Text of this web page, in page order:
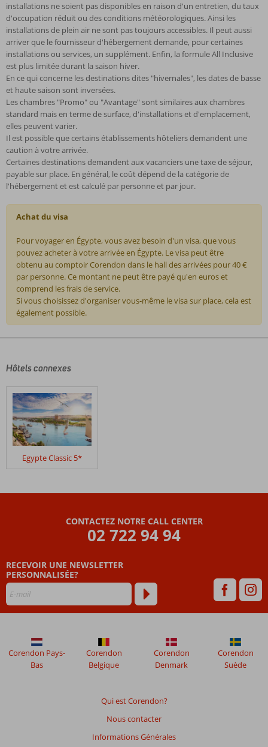
installations ne soient pas disponibles en raison d'un entretien, du taux
d'occupation réduit ou des conditions météorologiques. Ainsi les
installations de plein air ne sont pas toujours accessibles. Il peut aussi
arriver que le fournisseur d'hébergement demande, pour certaines
installations ou services, un supplément. Enfin, la formule All Inclusive
est plus limitée durant la saison hiver.
En ce qui concerne les destinations dites "hivernales", les dates de basse
et haute saison sont inversées.
Les chambres "Promo" ou "Avantage" sont similaires aux chambres
standard mais en terme de surface, d'installations et d'emplacement,
elles peuvent varier.
Il est possible que certains établissements hôteliers demandent une
caution à votre arrivée.
Certaines destinations demandent aux vacanciers une taxe de séjour,
payable sur place. En général, le coût dépend de la catégorie de
l'hébergement et est calculé par personne et par jour.
Achat du visa
Pour voyager en Égypte, vous avez besoin d'un visa, que vous
pouvez acheter à votre arrivée en Égypte. Le visa peut être
obtenu au comptoir Corendon dans le hall des arrivées pour 40 €
par personne. Ce montant ne peut être payé qu'en euros et
comprend les frais de service.
Si vous choisissez d'organiser vous-même le visa sur place, cela est
également possible.
écrits
nos
clients
après
leur
séjour
Croisière
&
Spa
5*
avis
datant
de
Hôtels connexes
Egypte Classic 5*
CONTACTEZ NOTRE CALL CENTER
02 722 94 94
RECEVOIR UNE NEWSLETTER
PERSONNALISÉE?
Qui est Corendon?
Nous contacter
Informations Générales
Corendon Pays-
Bas
Corendon
Belgique
Corendon
Denmark
Corendon
Suède